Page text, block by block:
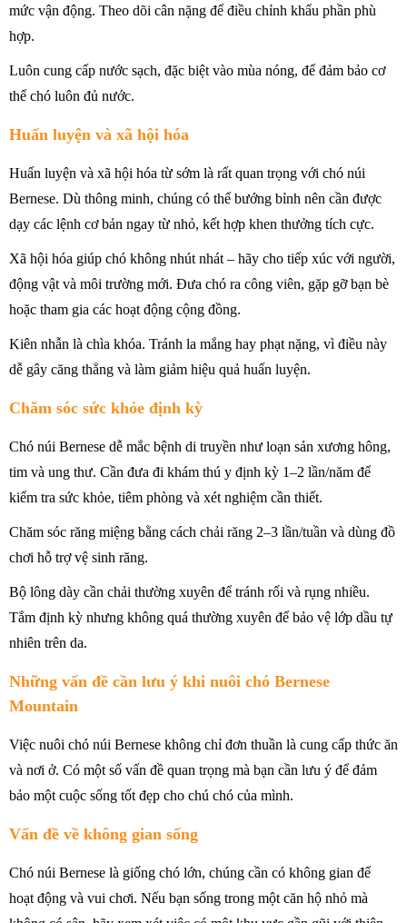
mức vận động. Theo dõi cân nặng để điều chỉnh khẩu phần phù
hợp.
Luôn cung cấp nước sạch, đặc biệt vào mùa nóng, để đảm bảo cơ
thể chó luôn đủ nước.
Huấn luyện và xã hội hóa
Huấn luyện và xã hội hóa từ sớm là rất quan trọng với chó núi
Bernese. Dù thông minh, chúng có thể bướng bỉnh nên cần được
dạy các lệnh cơ bản ngay từ nhỏ, kết hợp khen thưởng tích cực.
Xã hội hóa giúp chó không nhút nhát – hãy cho tiếp xúc với người,
động vật và môi trường mới. Đưa chó ra công viên, gặp gỡ bạn bè
hoặc tham gia các hoạt động cộng đồng.
Kiên nhẫn là chìa khóa. Tránh la mắng hay phạt nặng, vì điều này
dễ gây căng thẳng và làm giảm hiệu quả huấn luyện.
Chăm sóc sức khỏe định kỳ
Chó núi Bernese dễ mắc bệnh di truyền như loạn sản xương hông,
tim và ung thư. Cần đưa đi khám thú y định kỳ 1–2 lần/năm để
kiểm tra sức khỏe, tiêm phòng và xét nghiệm cần thiết.
Chăm sóc răng miệng bằng cách chải răng 2–3 lần/tuần và dùng đồ
chơi hỗ trợ vệ sinh răng.
Bộ lông dày cần chải thường xuyên để tránh rối và rụng nhiều.
Tắm định kỳ nhưng không quá thường xuyên để bảo vệ lớp dầu tự
nhiên trên da.
Những vấn đề cần lưu ý khi nuôi chó Bernese
Mountain
Việc nuôi chó núi Bernese không chỉ đơn thuần là cung cấp thức ăn
và nơi ở. Có một số vấn đề quan trọng mà bạn cần lưu ý để đảm
bảo một cuộc sống tốt đẹp cho chú chó của mình.
Vấn đề về không gian sống
Chó núi Bernese là giống chó lớn, chúng cần có không gian để
hoạt động và vui chơi. Nếu bạn sống trong một căn hộ nhỏ mà